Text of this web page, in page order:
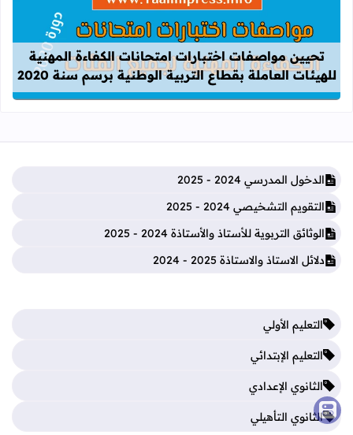
قراءة المزيد عن تحيين مواصفات
تحيين مواصفات اختبارات امتحانات الكفاءة المهنية
للهيئات العاملة بقطاع التربية الوطنية برسم سنة 2020
الدخول المدرسي 2024 - 2025
التقويم التشخيصي 2024 - 2025
الوثائق التربوية للأستاذ والأستاذة 2024 - 2025
دلائل الاستاذ والاستاذة 2025 - 2024
التعليم الأولي
التعليم الإبتدائي
الثانوي الإعدادي
الثانوي التأهيلي